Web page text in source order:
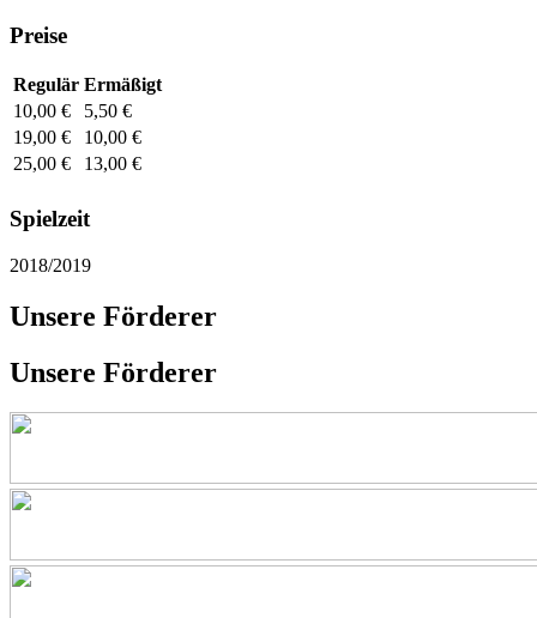
Preise
Regulär Ermäßigt
10,00 €
5,50 €
19,00 €
10,00 €
25,00 €
13,00 €
Spielzeit
2018/2019
Unsere Förderer
Unsere Förderer